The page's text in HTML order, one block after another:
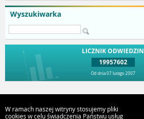
Wyszukiwarka
LICZNIK ODWIEDZIN
19957602
Od dnia 07 lutego 2007
W ramach naszej witryny stosujemy pliki
cookies w celu świadczenia Państwu usług